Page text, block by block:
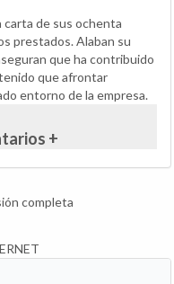
de sus ochenta
prestados. Alaban su
que ha contribuido
que afrontar
entorno de la empresa.
+
completa